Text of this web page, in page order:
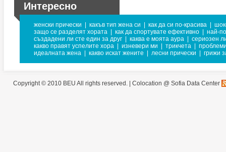
Интересно
женски прически какъв тип жена си как да си по-красива
защо се разделят хората
как да спортувате ефективно
най-
създадени ли сте един за друг
каква е моята аура
сериозен
какво правят успелите хора
изневери ми трикчета
идеалната жена
какво искат жените лесни прически грижи
Copyright © 2010 BEU All rights reserved. | Colocation @ Sofia Data Center